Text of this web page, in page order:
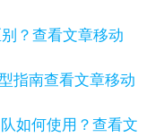
查看文章移动
查看文章移动
查看文